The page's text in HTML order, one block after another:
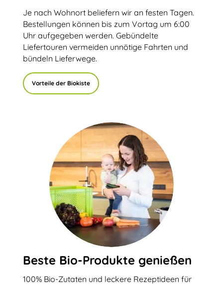
Je nach Wohnort beliefern wir an festen Tagen.
Bestellungen können bis zum Vortag um 6:00
Uhr aufgegeben werden. Gebündelte
Liefertouren vermeiden unnötige Fahrten und
bündeln Lieferwege.
Vorteile der Biokiste
Beste Bio-Produkte genießen
100% Bio-Zutaten und leckere Rezeptideen für